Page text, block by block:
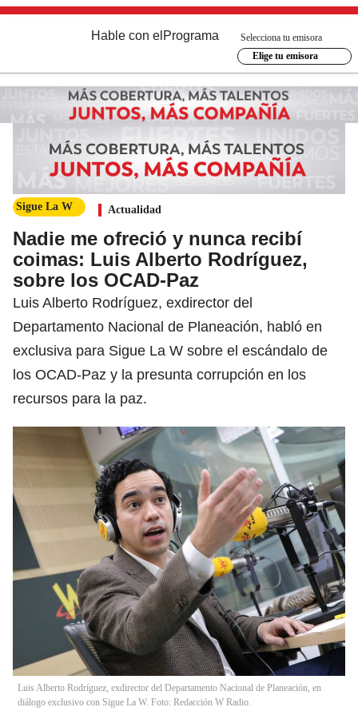
Hable con el Programa
Selecciona tu emisora
Elige tu emisora
Sigue La W Actualidad
Nadie me ofreció y nunca recibí
coimas: Luis Alberto Rodríguez,
sobre los OCAD-Paz
Luis Alberto Rodríguez, exdirector del
Departamento Nacional de Planeación, habló en
exclusiva para Sigue La W sobre el escándalo de
los OCAD-Paz y la presunta corrupción en los
recursos para la paz.
Luis Alberto Rodríguez, exdirector del Departamento Nacional de Planeación, en
diálogo exclusivo con Sigue La W. Foto: Redacción W Radio.